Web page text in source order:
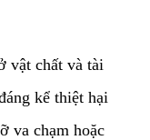
vật chất và tài
kể thiệt hại
va chạm hoặc